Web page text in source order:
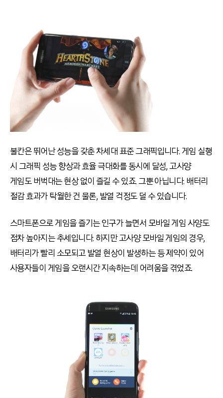
불칸은 뛰어난 성능을 갖춘 차세대 표준 그래픽입니다. 게임 실행
시 그래픽 성능 향상과 효율 극대화를 동시에 달성, 고사양
게임도 버벅대는 현상 없이 즐길 수 있죠. 그뿐 아닙니다. 배터리
절감 효과가 탁월한 건 물론, 발열 걱정도 덜 수 있습니다.
스마트폰으로 게임을 즐기는 인구가 늘면서 모바일 게임 사양도
점차 높아지는 추세입니다. 하지만 고사양 모바일 게임의 경우,
배터리가 빨리 소모되고 발열 현상이 발생하는 등 제약이 있어
사용자들이 게임을 오랜시간 지속하는데 어려움을 겪었죠.